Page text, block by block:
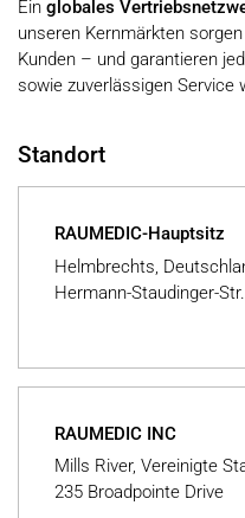
Ein globales
unseren Kernmärkten
Kunden – und garantieren
sowie zuverlässigen Service
Standort
RAUMEDIC-Hauptsitz
Helmbrechts,
Hermann-Staudinger-
RAUMEDIC INC
Mills River, Vereinigte
235 Broadpointe Drive